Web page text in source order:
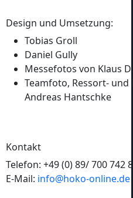
Design und Umsetzung:
Tobias Groll
Daniel Gully
Messefotos von Klaus D.
Teamfoto, Ressort- und
Andreas Hantschke
Kontakt
Telefon: +49 (0) 89/ 700 742
E-Mail: info@hoko-online.de